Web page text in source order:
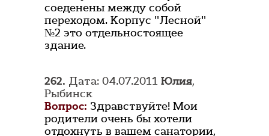
соеденены между собой
переходом. Корпус "Лесной"
№2 это отдельностоящее
здание.
262. Дата: 04.07.2011 Юлия,
Рыбинск
Вопрос: Здравствуйте! Мои
родители очень бы хотели
отдохнуть в вашем санатории,